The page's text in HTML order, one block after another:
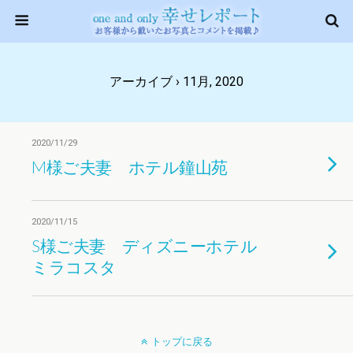
アーカイブ › 11月, 2020
2020/11/29
M様ご夫妻 ホテル鐘山苑
2020/11/15
S様ご夫妻 ディズニーホテル
ミラコスタ
トップに戻る